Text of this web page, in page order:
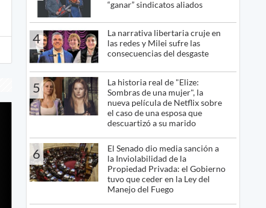
“ganar” sindicatos aliados
4
La narrativa libertaria cruje en
las redes y Milei sufre las
consecuencias del desgaste
5
La historia real de "Elize:
Sombras de una mujer", la
nueva película de Netflix sobre
el caso de una esposa que
descuartizó a su marido
6
El Senado dio media sanción a
la Inviolabilidad de la
Propiedad Privada: el Gobierno
tuvo que ceder en la Ley del
Manejo del Fuego